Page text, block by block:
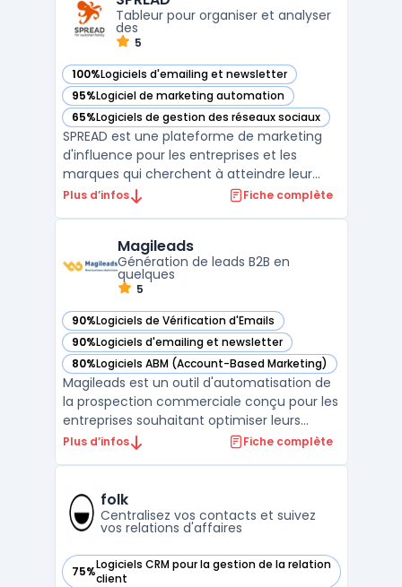
Tableur pour organiser et analyser
des
5
100%Logiciels d'emailing et newsletter
— voir SPREAD dans cette catégorie
95%Logiciel de marketing automation
— voir SPREAD dans cette catégorie
65%Logiciels de gestion des réseaux sociaux
— voir SPREAD dans cette catégorie
SPREAD est une plateforme de marketing
d'influence pour les entreprises et les
marques qui cherchent à atteindre leur
public cible via les influenceurs. La
leur niche et de les contacter directement
pour des campagnes publ ...
Plus d’infos Fiche complète
Magileads
Génération de leads B2B en
quelques
5
90%Logiciels de Vérification d'Emails
— voir Magileads dans cette catégorie
90%Logiciels d'emailing et newsletter
— voir Magileads dans cette catégorie
80%Logiciels ABM (Account-Based Marketing)
— voir Magileads dans cette catégorie
Magileads est un outil d'automatisation de
la prospection commerciale conçu pour les
entreprises souhaitant optimiser leurs
campagnes de génération de leads B2B. Ce
depuis la collecte de contacts qualifiés
jusqu'à la ges ...
Plus d’infos Fiche complète
folk
Centralisez vos contacts et suivez
vos relations d'affaires
75%Logiciels CRM pour la gestion de la relation
client
— voir folk dans cette catégorie